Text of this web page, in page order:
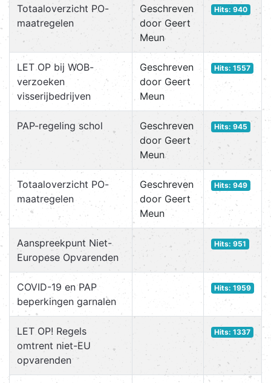
Totaaloverzicht PO-
maatregelen
Geschreven
door Geert
Meun
Hits: 940
LET OP bij WOB-
verzoeken
visserijbedrijven
Geschreven
door Geert
Meun
Hits: 1557
PAP-regeling schol
Geschreven
door Geert
Meun
Hits: 945
Totaaloverzicht PO-
maatregelen
Geschreven
door Geert
Meun
Hits: 949
Aanspreekpunt Niet-
Europese Opvarenden
Hits: 951
COVID-19 en PAP
beperkingen garnalen
Hits: 1959
LET OP! Regels
omtrent niet-EU
opvarenden
Hits: 1337